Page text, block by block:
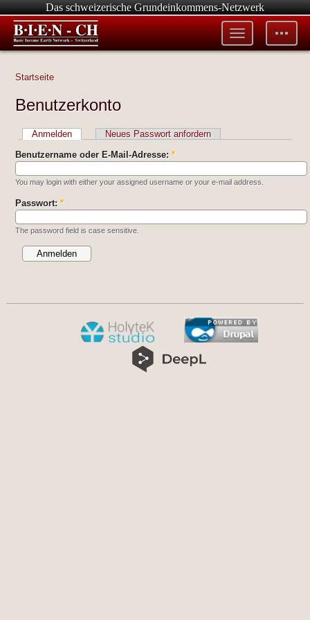
Das schweizerische Grundeinkommens-Netzwerk
Toggle
tools
Toggle
menu
Startseite
Benutzerkonto
Anmelden
Neues Passwort anfordern
Benutzername oder E-Mail-Adresse: *
You may login with either your assigned username or your e-mail address.
Passwort: *
The password field is case sensitive.